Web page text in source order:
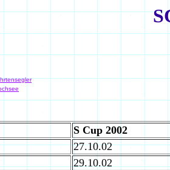
S Cup 2002
27.10.02
29.10.02